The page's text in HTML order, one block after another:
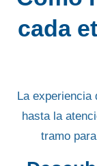
cada
La experiencia
hasta la
tramo